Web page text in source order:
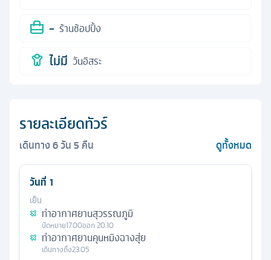
- ร้านช้อปปิ้ง
ไม่มี วันอิสระ
รายละเอียดทัวร์
เดินทาง6วัน5 คืน ดูทั้งหมด
วันที่ 1
เย็น
ท่าอากาศยานสุวรรณภูมิ
นัดหมาย17.00ออก20.10
ท่าอากาศยานคุนหมิงฉางสุ่ย
เดินทางถึง23.05